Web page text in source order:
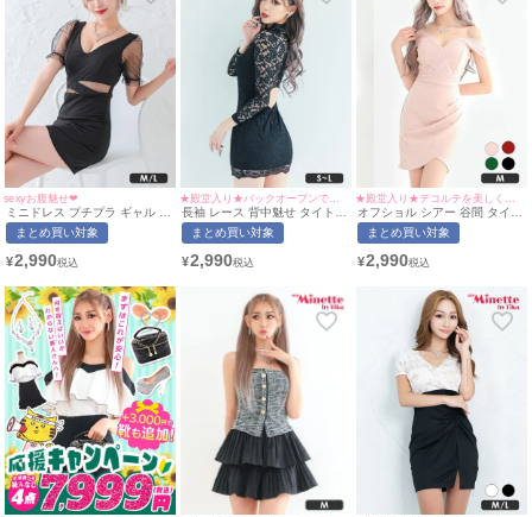
sexyお腹魅せ❤︎
ミニドレス プチプラ ギャル タ
イト セクシー 半袖 シアー袖
谷間 ウエストカット 黒 キャバ
ズ対応) | myMinette/マイミネ
まとめ買い対象
¥2,990
★殿堂入り★バックオープンで大胆セクシー◎
長袖 レース 背中魅せ タイト
ミニドレス (せいせい着用/S~M
サイズ対応) | myMinette/マイ
まとめ買い対象
¥2,990
オフショル シアー 谷間 タイト
ミニドレス (ひなたまる着用/M
サイズ対応) | myMinette/マイ
まとめ買い対象
¥2,990